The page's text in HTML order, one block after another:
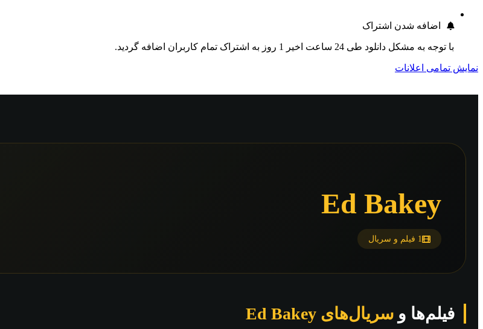
اضافه شدن اشتراک
با توجه به مشکل دانلود طی 24 ساعت اخیر 1 روز به اشتراک تمام کاربران اضافه گردید.
نمایش تمامی اعلانات
Ed Bakey
1 فیلم و سریال
فیلم‌ها و سریال‌های Ed Bakey